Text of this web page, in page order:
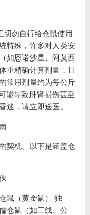
切勿自行给仓鼠使用
特殊，许多对人类安
如恩诺沙星、阿莫西
重精确计算剂量，且
常用剂量约为每公斤
能导致肝肾损伤甚至
迷，请立即送医。
契机。以下是涵盖仓
鼠（黄金鼠） 独
仓鼠（如三线、公